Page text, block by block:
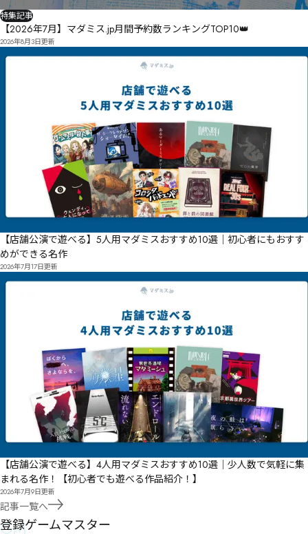
特集記事
【2026年7月】マダミス.jp月間予約数ランキングTOP10👑
2026年8月3日更新
【店舗公演で遊べる】5人用マダミスおすすめ10選｜初心者にもおすす
めができる名作
2026年7月17日更新
【店舗公演で遊べる】4人用マダミスおすすめ10選｜少人数で気軽に集
まれる名作！【初心者でも遊べる作品紹介！】
2026年7月9日更新
記事一覧へ
GM
登録ゲームマスター